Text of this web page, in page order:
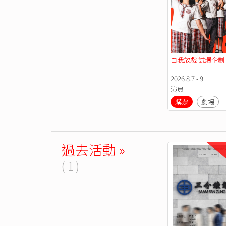
自我放戲 試爆企
2026.8.7 - 9
演員
購票
劇場
過去活動 »
( 1 )